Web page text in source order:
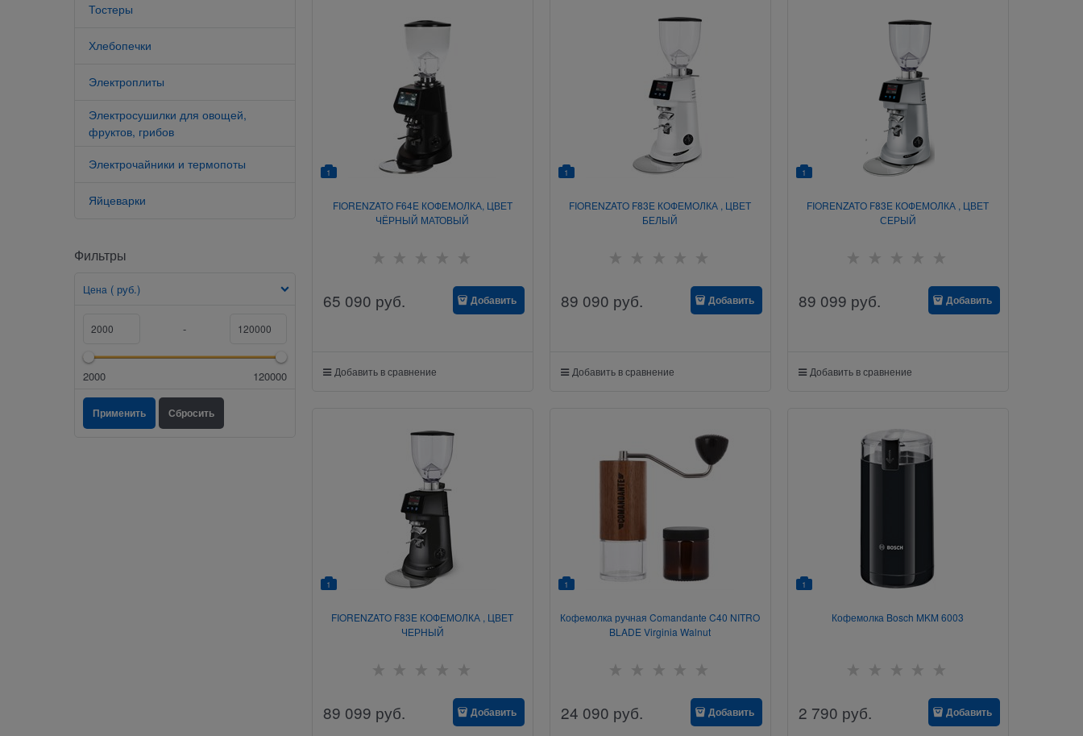
Тостеры
Хлебопечки
Электроплиты
Электросушилки для овощей,
фруктов, грибов
Электрочайники и термопоты
Яйцеварки
Фильтры
Цена ( руб.)
-
2000 120000
1
FIORENZATO F64E КОФЕМОЛКА, ЦВЕТ
ЧЁРНЫЙ МАТОВЫЙ
65 090 руб. Добавить
Добавить в сравнение
1
FIORENZATO F83E КОФЕМОЛКА , ЦВЕТ
БЕЛЫЙ
89 090 руб. Добавить
Добавить в сравнение
1
FIORENZATO F83E КОФЕМОЛКА , ЦВЕТ
СЕРЫЙ
89 099 руб. Добавить
Добавить в сравнение
1
FIORENZATO F83E КОФЕМОЛКА , ЦВЕТ
ЧЕРНЫЙ
89 099 руб. Добавить
1
Кофемолка ручная Comandante C40 NITRO
BLADE Virginia Walnut
24 090 руб. Добавить
1
Кофемолка Bosch MKM 6003
2 790 руб. Добавить